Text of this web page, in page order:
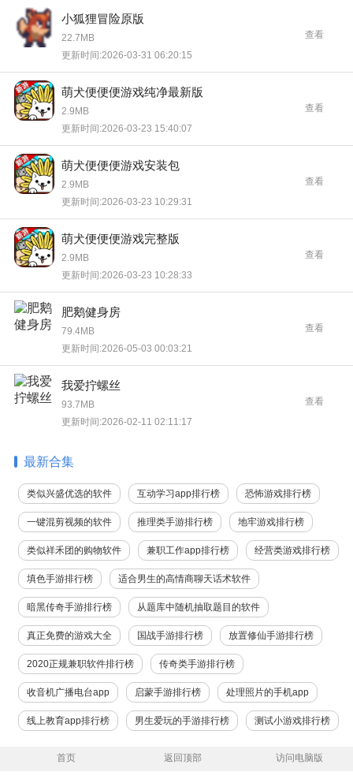
小狐狸冒险原版
22.7MB
更新时间:2026-03-31 06:20:15
查看
萌犬便便便游戏纯净最新版
2.9MB
更新时间:2026-03-23 15:40:07
查看
萌犬便便便游戏安装包
2.9MB
更新时间:2026-03-23 10:29:31
查看
萌犬便便便游戏完整版
2.9MB
更新时间:2026-03-23 10:28:33
查看
肥鹅健身房
79.4MB
更新时间:2026-05-03 00:03:21
查看
我爱拧螺丝
93.7MB
更新时间:2026-02-11 02:11:17
查看
最新合集
类似兴盛优选的软件 互动学习app排行榜 恐怖游戏排行榜
一键混剪视频的软件 推理类手游排行榜 地牢游戏排行榜
类似祥禾团的购物软件 兼职工作app排行榜 经营类游戏排行榜
填色手游排行榜 适合男生的高情商聊天话术软件
暗黑传奇手游排行榜 从题库中随机抽取题目的软件
真正免费的游戏大全 国战手游排行榜 放置修仙手游排行榜
2020正规兼职软件排行榜 传奇类手游排行榜
收音机广播电台app 启蒙手游排行榜 处理照片的手机app
线上教育app排行榜 男生爱玩的手游排行榜 测试小游戏排行榜
首页 返回顶部 访问电脑版